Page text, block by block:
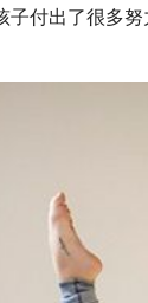
付出了很多努